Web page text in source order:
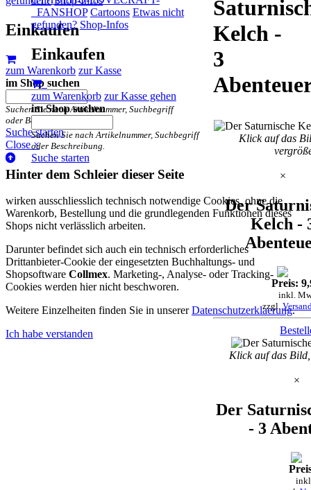
FANSHOP Cartoons Etwas nicht
gefunden? Shop-Infos
Einkaufen
zum Warenkorb zur Kasse gehen
im Shop suchen
Suchen Sie nach Artikelnummer, Suchbegriff
oder Beschreibung.
Suche starten
Einkaufen
zum Warenkorb zur Kasse
im Shop suchen
Suchen Sie nach Artikelnummer, Suchbegriff
oder Beschreibung.
Suche starten
Close ×
Kelch -
3
Klick auf das
×
Der
Kelch -
Preis:
inkl.
zzgl.
Klick auf das
×
Der
- 3
Hinter dem Schleier dieser Seite
wirken ausschliesslich technisch notwendige Cookies, ohne die
Warenkorb, Bestellung und die grundlegenden Funktionen dieses
Shops nicht verlässlich arbeiten.
Darunter befindet sich auch ein technisch erforderliches
Drittanbieter-Cookie der eingesetzten Buchhaltungs- und
Shopsoftware Collmex. Marketing-, Analyse- oder Tracking-
Cookies werden hier nicht beschworen.
Weitere Einzelheiten finden Sie in unsererDatenschutzerklaerung.
Ich habe verstanden